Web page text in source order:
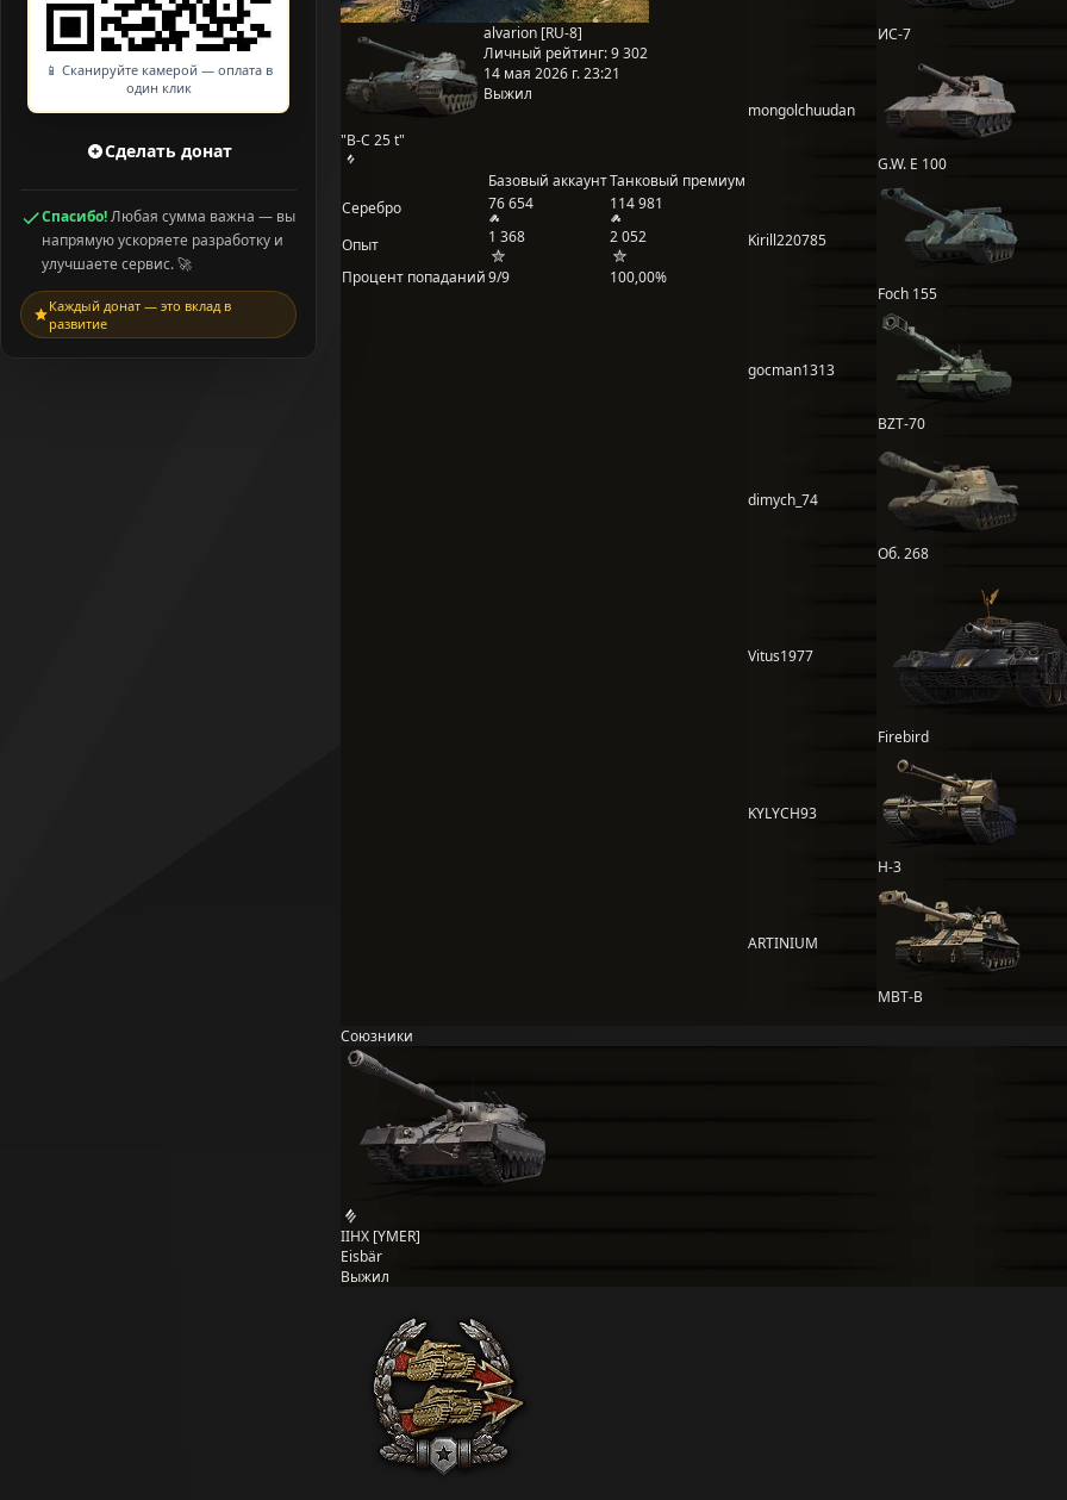
📱 Сканируйте камерой — оплата в
один клик
Сделать донат
Спасибо!Любая сумма важна — вы
напрямую ускоряете разработку и
улучшаете сервис. 🚀
Каждый донат — это вклад в
развитие
"B-C 25 t"
alvarion [RU-8]
Личный рейтинг:9 302
14 мая 2026 г. 23:21
Выжил
Базовый аккаунтТанковый премиум
Серебро
76 654 114 981
Опыт 1 368
2 052
Процент попаданий9/9 100,00%
ИС-7
mongolchuudan
G.W. E 100
Kirill220785
Foch 155
gocman1313
BZT-70
dimych_74
Об. 268
Vitus1977
Firebird
KYLYCH93
H-3
ARTINIUM
MBT-B
Союзники
IIHX [YMER]
Eisbär
Выжил